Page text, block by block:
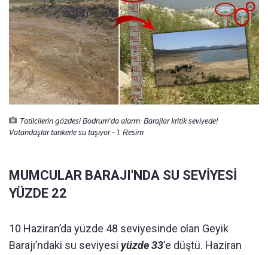
Tatilcilerin gözdesi Bodrum'da alarm: Barajlar kritik seviyede!
Vatandaşlar tankerle su taşıyor - 1. Resim
MUMCULAR BARAJI'NDA SU SEVİYESİ
YÜZDE 22
10 Haziran’da yüzde 48 seviyesinde olan Geyik
Barajı’ndaki su seviyesi yüzde 33'e düştü. Haziran